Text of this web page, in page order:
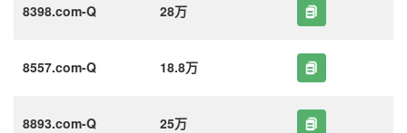
8398.com-Q 28万
8557.com-Q 18.8万
8893.com-Q 25万